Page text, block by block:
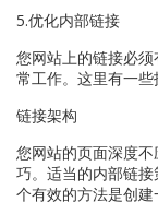
5.优化内部链接
您网站上的链接必
常工作。这里有一些
链接架构
您网站的页面深度
巧。适当的内部链
个有效的方法是创建